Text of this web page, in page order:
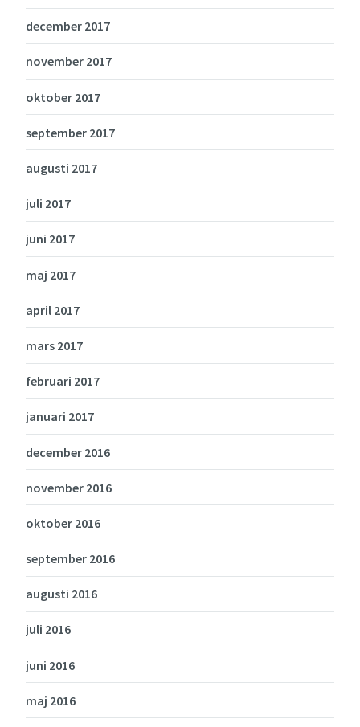
december 2017
november 2017
oktober 2017
september 2017
augusti 2017
juli 2017
juni 2017
maj 2017
april 2017
mars 2017
februari 2017
januari 2017
december 2016
november 2016
oktober 2016
september 2016
augusti 2016
juli 2016
juni 2016
maj 2016